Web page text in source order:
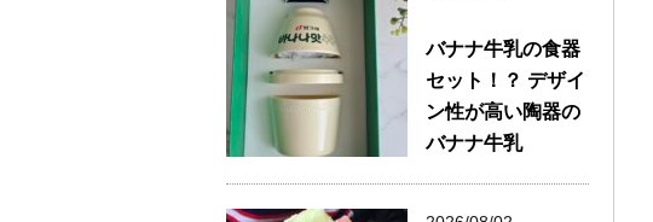
バナナ牛乳の食器
セット！？ デザイ
ン性が高い陶器の
バナナ牛乳